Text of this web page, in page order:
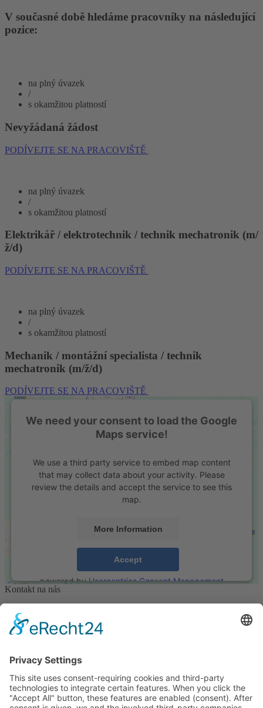
V současné době hledáme pracovníky na následující
pozice:
na plný úvazek
/
s okamžitou platností
Nevyžádaná žádost
PODÍVEJTE SE NA PRACOVIŠTĚ
na plný úvazek
/
s okamžitou platností
Elektrikář / elektrotechnik / technik mechatronik (m/
ž/d)
PODÍVEJTE SE NA PRACOVIŠTĚ
na plný úvazek
/
s okamžitou platností
Mechanik / montážní specialista / technik
mechatronik (m/ž/d)
PODÍVEJTE SE NA PRACOVIŠTĚ
We need your consent to load the Google
Maps service!
We use a third party service to embed map content
that may collect data about your activity. Please
review the details and accept the service to see this
map.
More Information
Accept
powered byUsercentrics Consent Management
Kontakt na nás
Industriegebiet Döllnitz 1
D-92690 Pressath
info@am-tech-gmbh.de
INFORMACE
Impressum